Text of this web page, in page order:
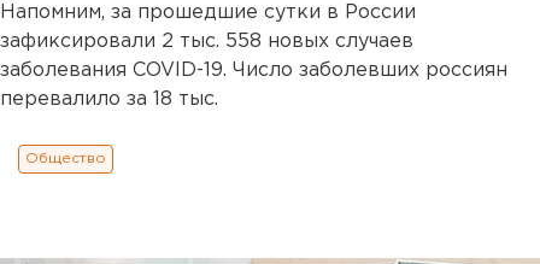
Напомним, за прошедшие сутки в России
зафиксировали 2 тыс. 558 новых случаев
заболевания COVID-19. Число заболевших россиян
перевалило за 18 тыс.
Общество